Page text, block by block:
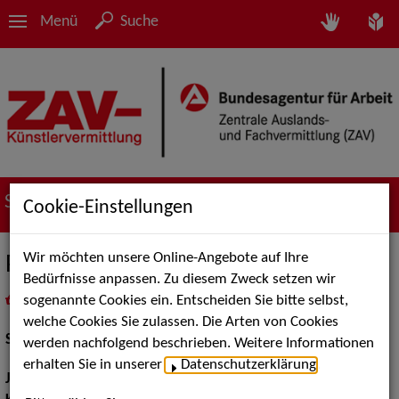
Menü Suche
Suche nach Künstler*innen
Paul-Antoine Nörpel
als PDF speichern
inMeine Merklistelegen
Schauspiel:Bühne
Jahrgang:
Cookie-Einstellungen
Wir möchten unsere Online-Angebote auf Ihre
Bedürfnisse anpassen. Zu diesem Zweck setzen wir
sogenannte Cookies ein. Entscheiden Sie bitte selbst,
welche Cookies Sie zulassen. Die Arten von Cookies
werden nachfolgend beschrieben. Weitere Informationen
erhalten Sie in unserer
Datenschutzerklärung